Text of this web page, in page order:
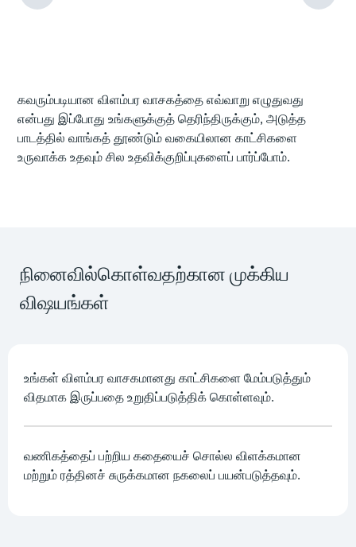
கவரும்படியான விளம்பர வாசகத்தை எவ்வாறு எழுதுவது
என்பது இப்போது உங்களுக்குத் தெரிந்திருக்கும், அடுத்த
பாடத்தில் வாங்கத் தூண்டும் வகையிலான காட்சிகளை
உருவாக்க உதவும் சில உதவிக்குறிப்புகளைப் பார்ப்போம்.
நினைவில்கொள்வதற்கான முக்கிய
விஷயங்கள்
உங்கள் விளம்பர வாசகமானது காட்சிகளை மேம்படுத்தும்
விதமாக இருப்பதை உறுதிப்படுத்திக் கொள்ளவும்.
வணிகத்தைப் பற்றிய கதையைச் சொல்ல விளக்கமான
மற்றும் ரத்தினச் சுருக்கமான நகலைப் பயன்படுத்தவும்.